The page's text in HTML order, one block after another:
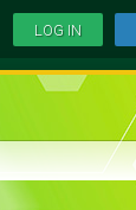
LOG IN